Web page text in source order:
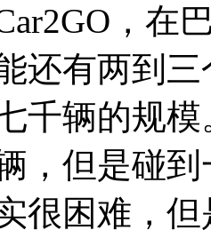
，在
还有两到
千辆的规
，但是碰
很困难，